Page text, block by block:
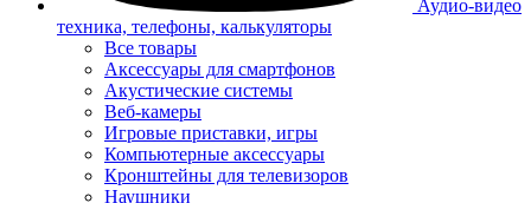
Аудио-видео
техника, телефоны, калькуляторы
Все товары
Аксессуары для смартфонов
Акустические системы
Веб-камеры
Игровые приставки, игры
Компьютерные аксессуары
Кронштейны для телевизоров
Наушники